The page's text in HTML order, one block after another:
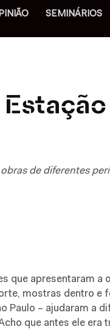
SEMINÁRIOS
de diferentes
que apresentaram a
mostras dentro e
Paulo – ajudaram a
que antes ele era